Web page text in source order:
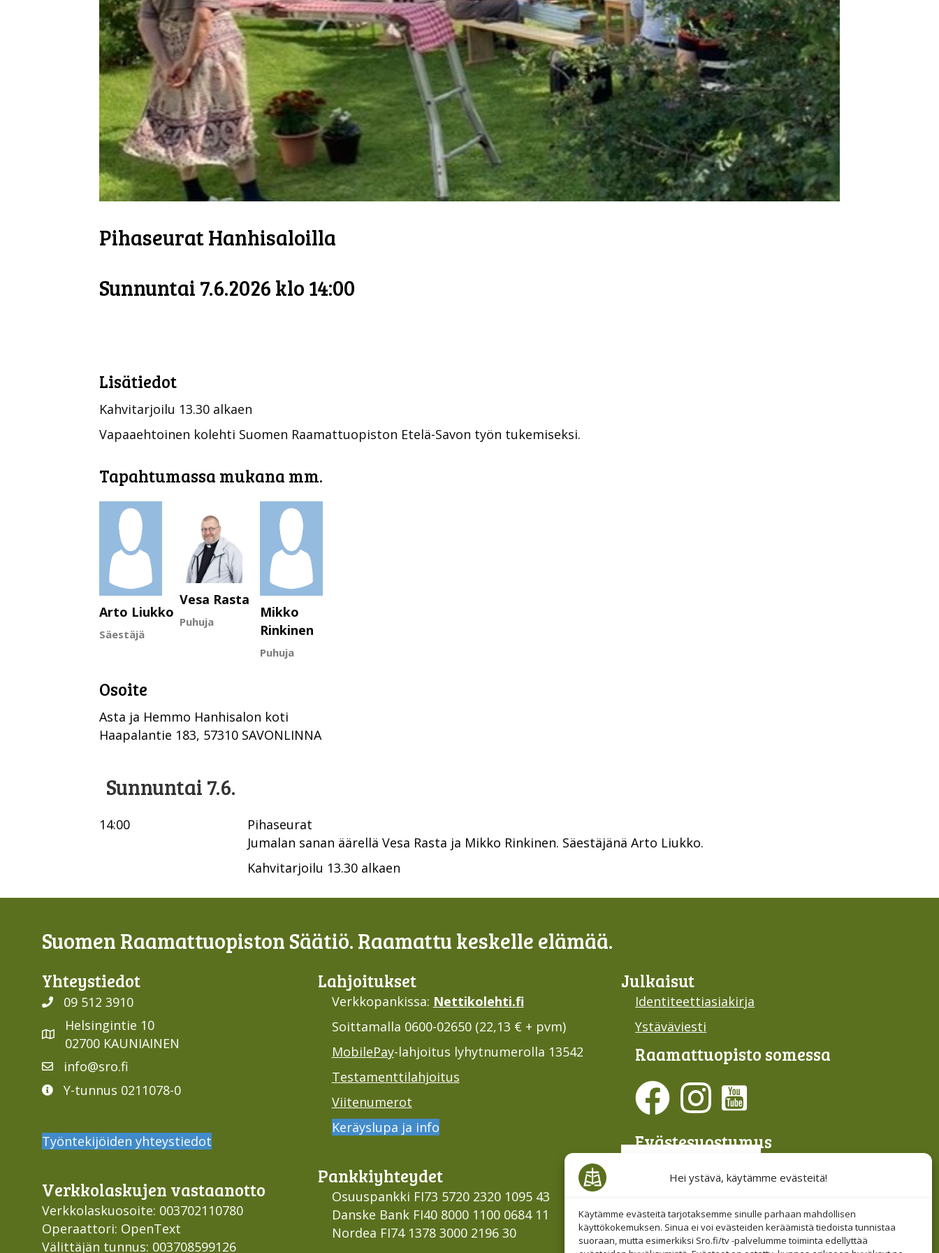
Hei ystävä, käytämme evästeitä!
Käytämme evästeitä tarjotaksemme sinulle parhaan mahdollisen
käyttökokemuksen. Sinua ei voi evästeiden keräämistä tiedoista tunnistaa
suoraan, mutta esimerkiksi Sro.fi/tv -palvelumme toiminta edellyttää
Pihaseurat Hanhisaloilla
Sunnuntai 7.6.2026 klo 14:00
Lisätiedot
Kahvitarjoilu 13.30 alkaen
Vapaaehtoinen kolehti Suomen Raamattuopiston Etelä-Savon työn tukemiseksi.
Tapahtumassa mukana mm.
Arto Liukko
Säestäjä
Vesa Rasta
Puhuja
Mikko
Rinkinen
Puhuja
Osoite
Asta ja Hemmo Hanhisalon koti
Haapalantie 183, 57310 SAVONLINNA
Sunnuntai 7.6.
14:00
Pihaseurat
Jumalan sanan äärellä Vesa Rasta ja Mikko Rinkinen. Säestäjänä Arto Liukko.
Kahvitarjoilu 13.30 alkaen
Suomen Raamattuopiston Säätiö. Raamattu keskelle elämää.
Yhteys­tiedot
09 512 3910
Helsingintie 10
02700 KAUNIAINEN
info@sro.fi
Y-tunnus 0211078-0
Työntekijöiden yhteystiedot
Verkko­laskujen vastaan­otto
Verkkolaskuosoite: 003702110780
Operaattori: OpenText
Välittäjän tunnus: 003708599126
Lahjoi­tukset
Verkkopankissa: Nettikolehti.fi
Soittamalla 0600-02650 (22,13 € + pvm)
MobilePay-lahjoitus lyhytnumerolla 13542
Testamenttilahjoitus
Viitenumerot
Keräyslupa ja info
Pankki­yhteydet
Osuuspankki FI73 5720 2320 1095 43
Danske Bank FI40 8000 1100 0684 11
Nordea FI74 1378 3000 2196 30
Julkaisut
Identiteettiasiakirja
Ystäväviesti
Raamattu­opisto somessa
Evästesuostumus
Etsi sivuiltamme